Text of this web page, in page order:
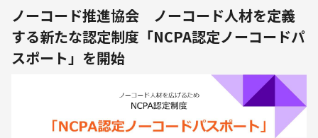
ノーコード推進協会 ノーコード人材を定義
する新たな認定制度「NCPA認定ノーコードパ
スポート」を開始